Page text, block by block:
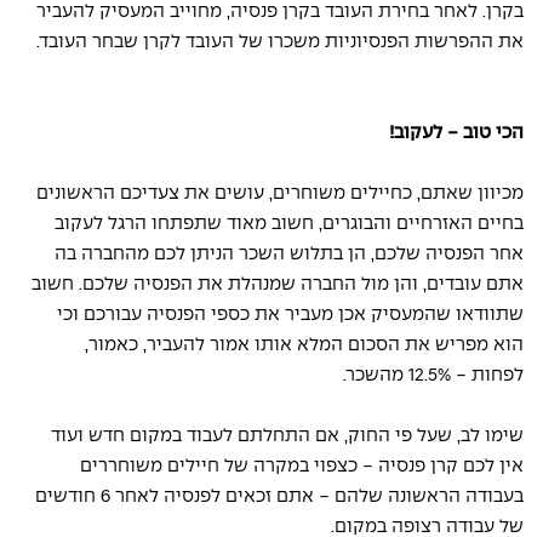
בקרן. לאחר בחירת העובד בקרן פנסיה, מחוייב המעסיק להעביר
את ההפרשות הפנסיוניות משכרו של העובד לקרן שבחר העובד.
הכי טוב - לעקוב!
מכיוון שאתם, כחיילים משוחרים, עושים את צעדיכם הראשונים
בחיים האזרחיים והבוגרים, חשוב מאוד שתפתחו הרגל לעקוב
אחר הפנסיה שלכם, הן בתלוש השכר הניתן לכם מהחברה בה
אתם עובדים, והן מול החברה שמנהלת את הפנסיה שלכם. חשוב
שתוודאו שהמעסיק אכן מעביר את כספי הפנסיה עבורכם וכי
הוא מפריש את הסכום המלא אותו אמור להעביר, כאמור,
לפחות - 12.5% מהשכר.
שימו לב, שעל פי החוק, אם התחלתם לעבוד במקום חדש ועוד
אין לכם קרן פנסיה - כצפוי במקרה של חיילים משוחררים
בעבודה הראשונה שלהם - אתם זכאים לפנסיה לאחר 6 חודשים
של עבודה רצופה במקום.